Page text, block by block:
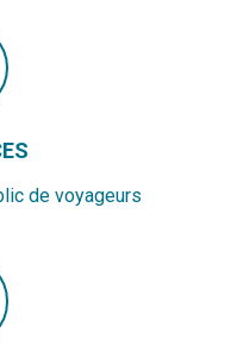
de voyageurs